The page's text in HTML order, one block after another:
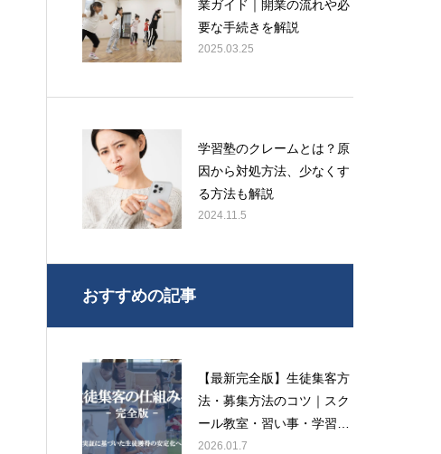
業ガイド｜開業の流れや必
要な手続きを解説
2025.03.25
学習塾のクレームとは？原
因から対処方法、少なくす
る方法も解説
2024.11.5
おすすめの記事
【最新完全版】生徒集客方
法・募集方法のコツ｜スク
ール教室・習い事・学習
塾・学校向けに経営コンサ
2026.01.7